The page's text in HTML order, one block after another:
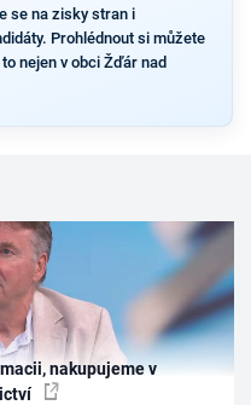
se na zisky stran i
Prohlédnout si můžete
nejen v obci Žďár nad
nakupujeme v